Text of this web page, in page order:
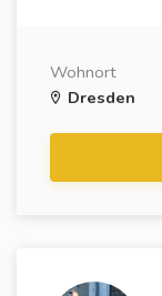
Wohnort
Dresden